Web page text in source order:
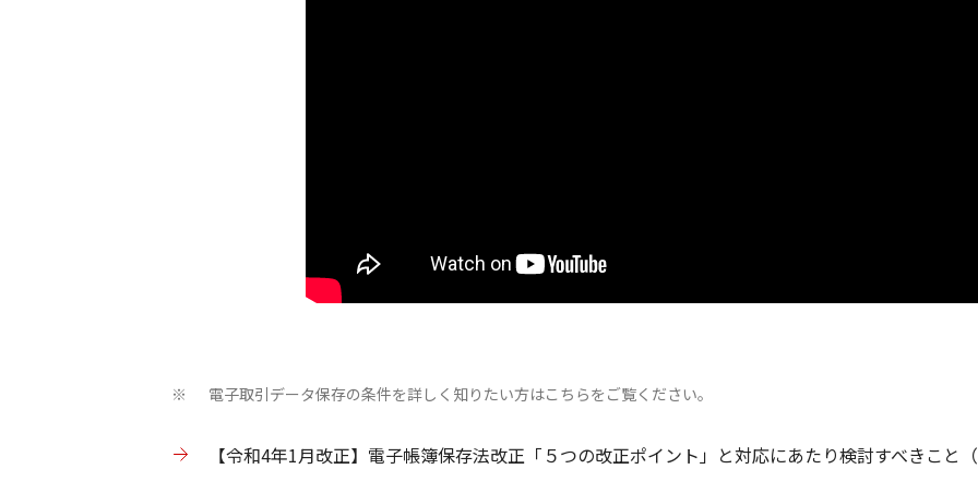
※ 電⼦取引データ保存の条件を詳しく知りたい⽅はこちらをご覧ください。
【令和4年1月改正】電子帳簿保存法改正「５つの改正ポイント」と対応にあたり検討すべきこと（